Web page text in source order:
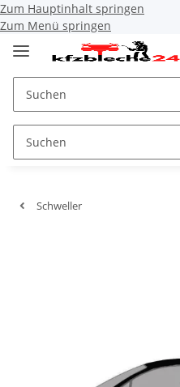
Zum Hauptinhalt springen
Zum Menü springen
Schweller